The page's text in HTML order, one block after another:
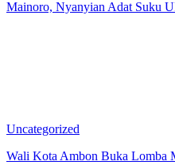
Mainoro, Nyanyian Adat Suku
Uncategorized
Wali Kota Ambon Buka Lomba